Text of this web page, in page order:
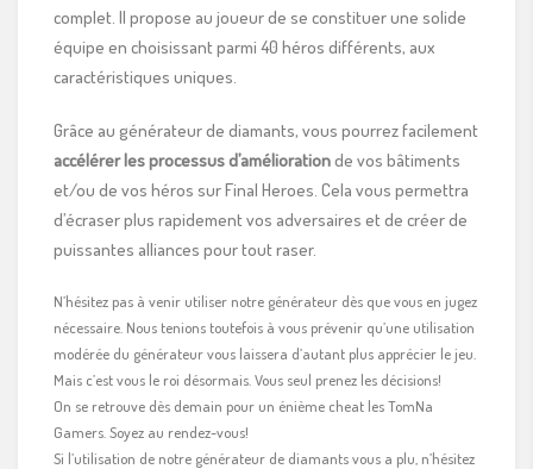
complet. Il propose au joueur de se constituer une solide
équipe en choisissant parmi 40 héros différents, aux
caractéristiques uniques.
Grâce au générateur de diamants, vous pourrez facilement
accélérer les processus d’améliorationde vos bâtiments
et/ou de vos héros sur Final Heroes. Cela vous permettra
d’écraser plus rapidement vos adversaires et de créer de
puissantes alliances pour tout raser.
N’hésitez pas à venir utiliser notre générateur dès que vous en jugez
nécessaire. Nous tenions toutefois à vous prévenir qu’une utilisation
modérée du générateur vous laissera d’autant plus apprécier le jeu.
Mais c’est vous le roi désormais. Vous seul prenez les décisions!
On se retrouve dès demain pour un énième cheat les TomNa
Gamers. Soyez au rendez-vous!
Si l’utilisation de notre générateur de diamants vous a plu, n’hésitez